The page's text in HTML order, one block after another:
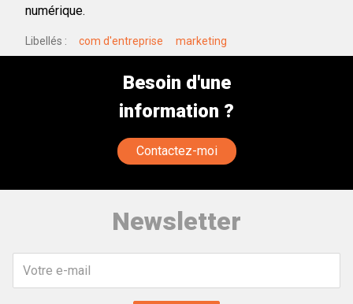
numérique.
Libellés com d'entreprise marketing
Besoin d'une
information ?
Contactez-moi
Newsletter
Votre